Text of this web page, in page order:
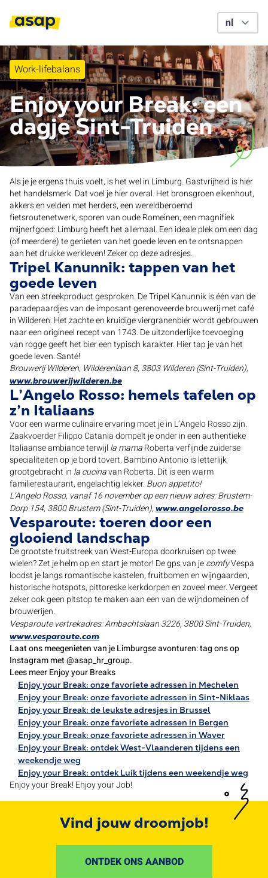
Work-lifebalans
Enjoy your Break: een
dagje Sint-Truiden
Als je je ergens thuis voelt, is het wel in Limburg. Gastvrijheid is hier
het handelsmerk. Dat voel je hier overal. Het bronsgroen eikenhout,
akkers en velden met herders, een wereldberoemd
fietsroutenetwerk, sporen van oude Romeinen, een magnifiek
mijnerfgoed: Limburg heeft het allemaal. Een ideale plek om een dag
(of meerdere) te genieten van het goede leven en te ontsnappen
aan het drukke werkleven! Zeker op deze adresjes.
Tripel Kanunnik: tappen van het
goede leven
Van een streekproduct gesproken. De Tripel Kanunnik is één van de
paradepaardjes van de imposant gerenoveerde brouwerij met café
in Wilderen. Het zachte en kruidige viergranenbier wordt gebrouwen
naar een origineel recept van 1743. De uitzonderlijke toevoeging
van rogge geeft het bier een typisch karakter. Hier tap je van het
goede leven. Santé!
Brouwerij Wilderen, Wilderenlaan 8, 3803 Wilderen (Sint-Truiden),
www.brouwerijwilderen.be
L’Angelo Rosso: hemels tafelen op
z’n Italiaans
Voor een warme culinaire ervaring moet je in L’Angelo Rosso zijn.
Zaakvoerder Filippo Catania dompelt je onder in een authentieke
Italiaanse ambiance terwijl la mamaRoberta verfijnde zuiderse
specialiteiten op je bord tovert. Bambino Antonio is letterlijk
grootgebracht in la cucinavan Roberta. Dit is een warm
familierestaurant, engelachtig lekker. Buon appetito!
L’Angelo Rosso, vanaf 16 november op een nieuw adres: Brustem-
Dorp 154, 3800 Brustem (Sint-Truiden), www.angelorosso.be
Vesparoute: toeren door een
glooiend landschap
De grootste fruitstreek van West-Europa doorkruisen op twee
wielen? Zet je helm op en start je motor! De gps van jecomfyVespa
loodst je langs romantische kastelen, fruitbomen en wijngaarden,
historische hotspots, pittoreske kerkdorpen en zoveel meer. Vergeet
zeker ook geen pitstop te maken aan een van de wijndomeinen of
brouwerijen.
Vesparoute vertrekadres: Ambachtslaan 3226, 3800 Sint-Truiden,
www.vesparoute.com
Laat ons meegenieten van je Limburgse avonturen: tag ons op
Instagram met @asap_hr_group.
Lees meer Enjoy your Breaks
Enjoy your Break: onze favoriete adressen in Mechelen
Enjoy your Break: onze favoriete adressen in Sint-Niklaas
Enjoy your Break: de leukste adresjes in Brussel
Enjoy your Break: onze favoriete adressen in Bergen
Enjoy your Break: onze favoriete adressen in Waver
Enjoy your Break: ontdek West-Vlaanderen tijdens een
weekendje weg
Enjoy your Break: ontdek Luik tijdens een weekendje weg
Enjoy your Break! Enjoy your Job!
Vind jouw droomjob!
ONTDEK ONS AANBOD